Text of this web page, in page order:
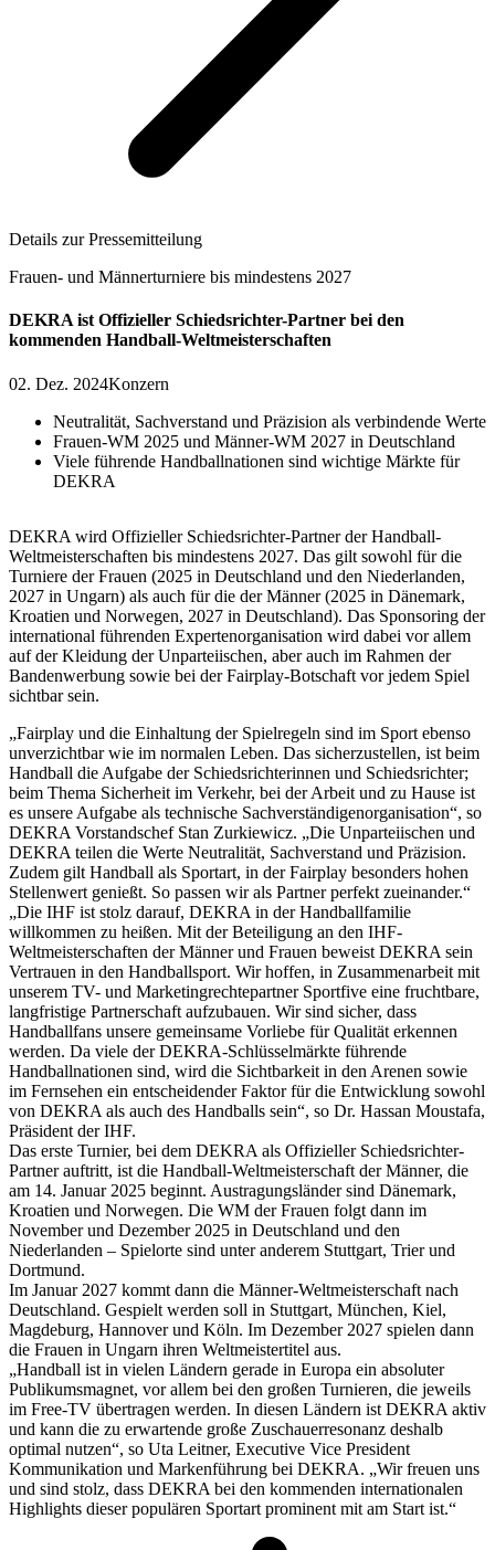
Details zur Pressemitteilung
Frauen- und Männerturniere bis mindestens 2027
DEKRA ist Offizieller Schiedsrichter-Partner bei den
kommenden Handball-Weltmeisterschaften
02. Dez. 2024Konzern
Neutralität, Sachverstand und Präzision als verbindende Werte
Frauen-WM 2025 und Männer-WM 2027 in Deutschland
Viele führende Handballnationen sind wichtige Märkte für
DEKRA
DEKRA wird Offizieller Schiedsrichter-Partner der Handball-
Weltmeisterschaften bis mindestens 2027. Das gilt sowohl für die
Turniere der Frauen (2025 in Deutschland und den Niederlanden,
2027 in Ungarn) als auch für die der Männer (2025 in Dänemark,
Kroatien und Norwegen, 2027 in Deutschland). Das Sponsoring der
international führenden Expertenorganisation wird dabei vor allem
auf der Kleidung der Unparteiischen, aber auch im Rahmen der
Bandenwerbung sowie bei der Fairplay-Botschaft vor jedem Spiel
sichtbar sein.
„Fairplay und die Einhaltung der Spielregeln sind im Sport ebenso
unverzichtbar wie im normalen Leben. Das sicherzustellen, ist beim
Handball die Aufgabe der Schiedsrichterinnen und Schiedsrichter;
beim Thema Sicherheit im Verkehr, bei der Arbeit und zu Hause ist
es unsere Aufgabe als technische Sachverständigenorganisation“, so
DEKRA Vorstandschef Stan Zurkiewicz. „Die Unparteiischen und
DEKRA teilen die Werte Neutralität, Sachverstand und Präzision.
Zudem gilt Handball als Sportart, in der Fairplay besonders hohen
Stellenwert genießt. So passen wir als Partner perfekt zueinander.“
„Die IHF ist stolz darauf, DEKRA in der Handballfamilie
willkommen zu heißen. Mit der Beteiligung an den IHF-
Weltmeisterschaften der Männer und Frauen beweist DEKRA sein
Vertrauen in den Handballsport. Wir hoffen, in Zusammenarbeit mit
unserem TV- und Marketingrechtepartner Sportfive eine fruchtbare,
langfristige Partnerschaft aufzubauen. Wir sind sicher, dass
Handballfans unsere gemeinsame Vorliebe für Qualität erkennen
werden. Da viele der DEKRA-Schlüsselmärkte führende
Handballnationen sind, wird die Sichtbarkeit in den Arenen sowie
im Fernsehen ein entscheidender Faktor für die Entwicklung sowohl
von DEKRA als auch des Handballs sein“, so Dr. Hassan Moustafa,
Präsident der IHF.
Das erste Turnier, bei dem DEKRA als Offizieller Schiedsrichter-
Partner auftritt, ist die Handball-Weltmeisterschaft der Männer, die
am 14. Januar 2025 beginnt. Austragungsländer sind Dänemark,
Kroatien und Norwegen. Die WM der Frauen folgt dann im
November und Dezember 2025 in Deutschland und den
Niederlanden – Spielorte sind unter anderem Stuttgart, Trier und
Dortmund.
Im Januar 2027 kommt dann die Männer-Weltmeisterschaft nach
Deutschland. Gespielt werden soll in Stuttgart, München, Kiel,
Magdeburg, Hannover und Köln. Im Dezember 2027 spielen dann
die Frauen in Ungarn ihren Weltmeistertitel aus.
„Handball ist in vielen Ländern gerade in Europa ein absoluter
Publikumsmagnet, vor allem bei den großen Turnieren, die jeweils
im Free-TV übertragen werden. In diesen Ländern ist DEKRA aktiv
und kann die zu erwartende große Zuschauerresonanz deshalb
optimal nutzen“, so Uta Leitner, Executive Vice President
Kommunikation und Markenführung bei DEKRA. „Wir freuen uns
und sind stolz, dass DEKRA bei den kommenden internationalen
Highlights dieser populären Sportart prominent mit am Start ist.“